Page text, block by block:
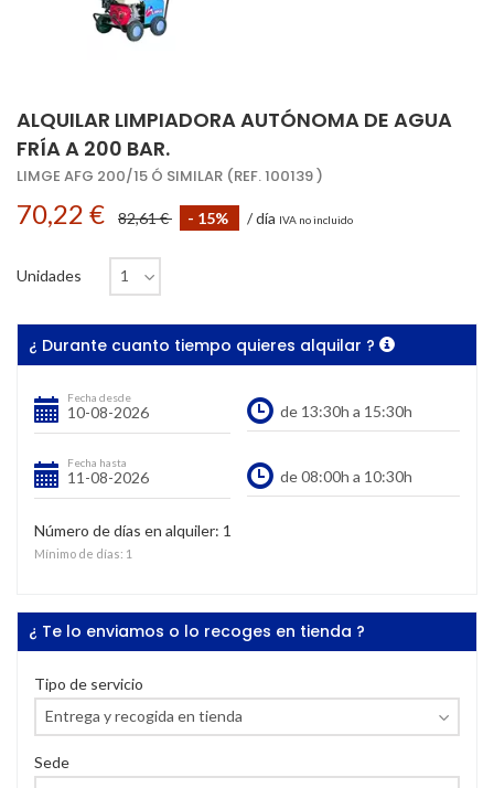
ALQUILAR LIMPIADORA AUTÓNOMA DE AGUA
FRÍA A 200 BAR.
LIMGE AFG 200/15 Ó SIMILAR (REF. 100139 )
70,22 € 82,61 € - 15% / día IVA no incluido
Unidades
¿ Durante cuanto tiempo quieres alquilar ?
Fecha desde
Fecha hasta
Número de días en alquiler: 1
Mínimo de días: 1
¿ Te lo enviamos o lo recoges en tienda ?
Tipo de servicio
Sede